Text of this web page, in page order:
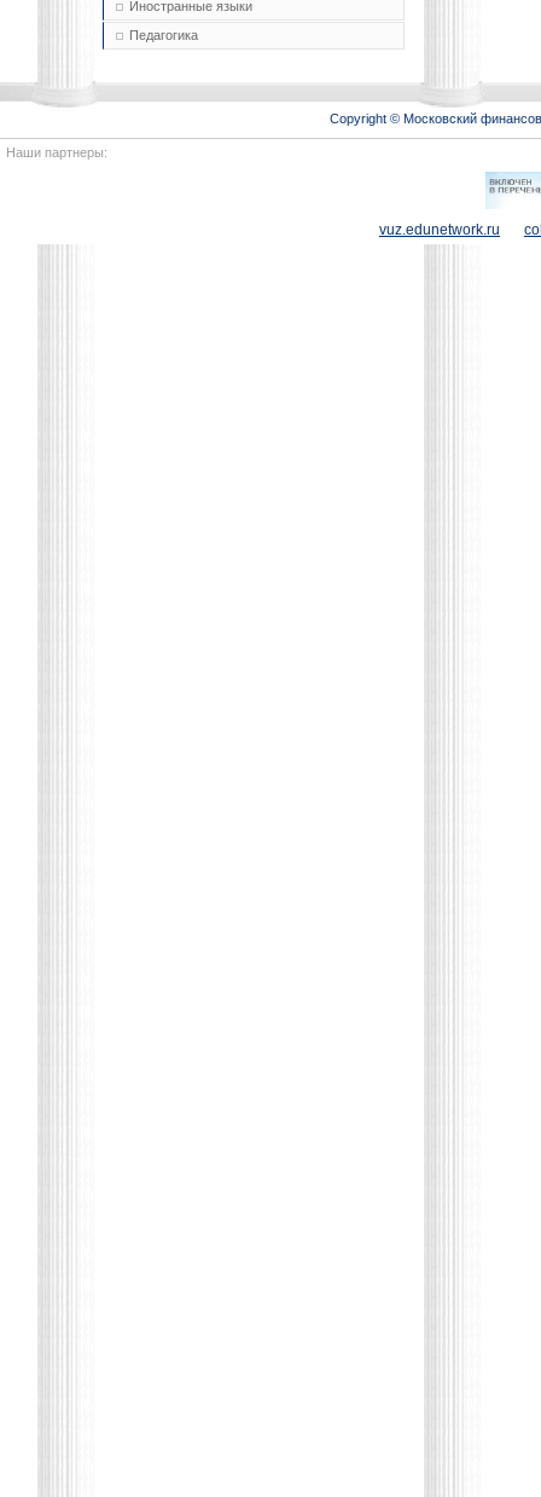
Иностранные языки
Педагогика
Copyright © Московский
Наши партнеры:
vuz.edunetwork.ru